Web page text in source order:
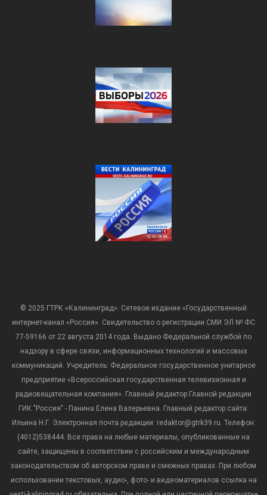
© 2025 ГТРК «Калининград». Сетевое издание «Государственный
интернет-канал «Россия». Свидетельство о регистрации СМИ ЭЛ № ФС
77-59166 от 22 августа 2014 года. Выдано Федеральной службой по
надзору в сфере связи, информационных технологий и массовых
коммуникаций. Учредитель: Федеральное государственное унитарное
предприятие «Всероссийская государственная телевизионная и
радиовещательная компания». Главный редактор Главной редакции
ГИК "Россия" - Панина Елена Валерьевна. Главный редактор сайта:
Ильина Н.Г. Электронная почта редакции: redaktor@gtrk39.ru. Телефон:
(4012)538444. Все права на любые материалы, опубликованные на
сайте, защищены в соответствии с российским и международным
законодательством об авторском праве и смежных правах. При любом
использовании текстовых, аудио-, фото- и видеоматериалов ссылка на